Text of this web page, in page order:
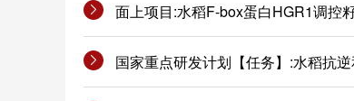
面上项目:水稻F-box蛋白HGR1调控
国家重点研发计划【任务】:水稻抗